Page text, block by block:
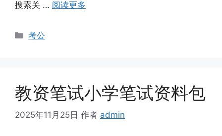
搜索关 … 阅读更多
分
考公
教资笔试小学笔试资料包
2025年11月25日 作者 admin